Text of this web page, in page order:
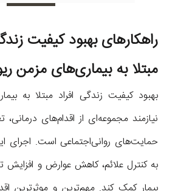
راهکارهای بهبود کیفیت
مبتلا به بیماری‌های مزمن
بهبود کیفیت زندگی افراد مبتلا به
نیازمند مجموعه‌ای از اقدام‌های
حمایت‌های روانی‌اجتماعی است. اجرای
به کنترل علائم، کاهش عوارض و